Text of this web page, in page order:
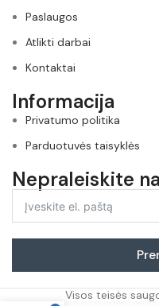
Paslaugos
Atlikti darbai
Kontaktai
Informacija
Privatumo politika
Parduotuvės taisyklės
Nepraleiskite
Visos teisės